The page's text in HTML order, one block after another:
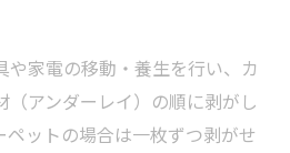
や家電の移動・養生を行い、カ
（アンダーレイ）の順に剥がし
ットの場合は一枚ずつ剥がせ